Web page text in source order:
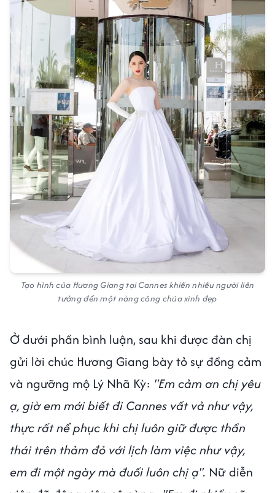
Tạo hình của Hương Giang tại Cannes khiến nhiều người liên
tưởng đến một nàng công chúa xinh đẹp
Ở dưới phần bình luận, sau khi được đàn chị
gửi lời chúc Hương Giang bày tỏ sự đồng cảm
và ngưỡng mộ Lý Nhã Kỳ: "Em cảm ơn chị yêu
ạ, giờ em mới biết đi Cannes vất vả như vậy,
thực rất nể phục khi chị luôn giữ được thần
thái trên thảm đỏ với lịch làm việc như vậy,
em đi một ngày mà đuối luôn chị ạ". Nữ diễn